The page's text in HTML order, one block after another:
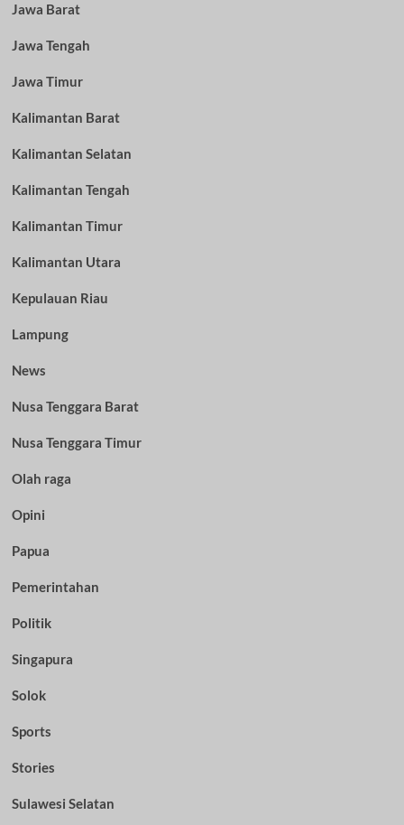
Jawa Barat
Jawa Tengah
Jawa Timur
Kalimantan Barat
Kalimantan Selatan
Kalimantan Tengah
Kalimantan Timur
Kalimantan Utara
Kepulauan Riau
Lampung
News
Nusa Tenggara Barat
Nusa Tenggara Timur
Olah raga
Opini
Papua
Pemerintahan
Politik
Singapura
Solok
Sports
Stories
Sulawesi Selatan